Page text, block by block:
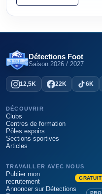
Détections Foot
Saison 2026 / 2027
12,5K 22K 6K
DÉCOUVRIR
Clubs
Centres de formation
Pôles espoirs
Sections sportives
Articles
TRAVAILLER AVEC NOUS
Publier mon
recrutement
GRATUIT
Annoncer sur Détections
PRO